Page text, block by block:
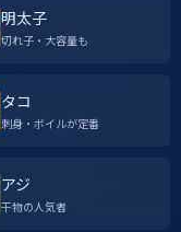
明太子
切れ子・大容量も
タコ
刺身・ボイルが定番
アジ
干物の人気者